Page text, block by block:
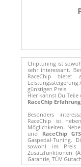
Chiptuning ist
sehr interessant.
RaceChip
Leistungssteigerung
günstigen Preis
Hier kannst Du
RaceChip
Besonders
RaceChip ist
Möglichkeiten.
und RaceChip
Gaspedal-Tuning.
sowohl im
Zusatzfunktionen
Garantie, TÜV